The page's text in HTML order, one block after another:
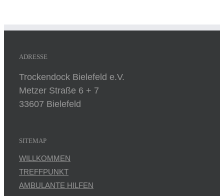
ADRESSE
Trockendock Bielefeld e.V.
Metzer Straße 6 + 7
33607 Bielefeld
SITEMAP
WILLKOMMEN
TREFFPUNKT
AMBULANTE HILFEN